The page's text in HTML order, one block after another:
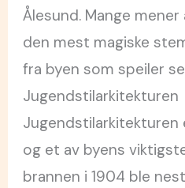
Ålesund. Mange
den mest magiske
fra byen som speiler
Jugendstilarkitekturen
og et av byens
brannen i 1904 ble